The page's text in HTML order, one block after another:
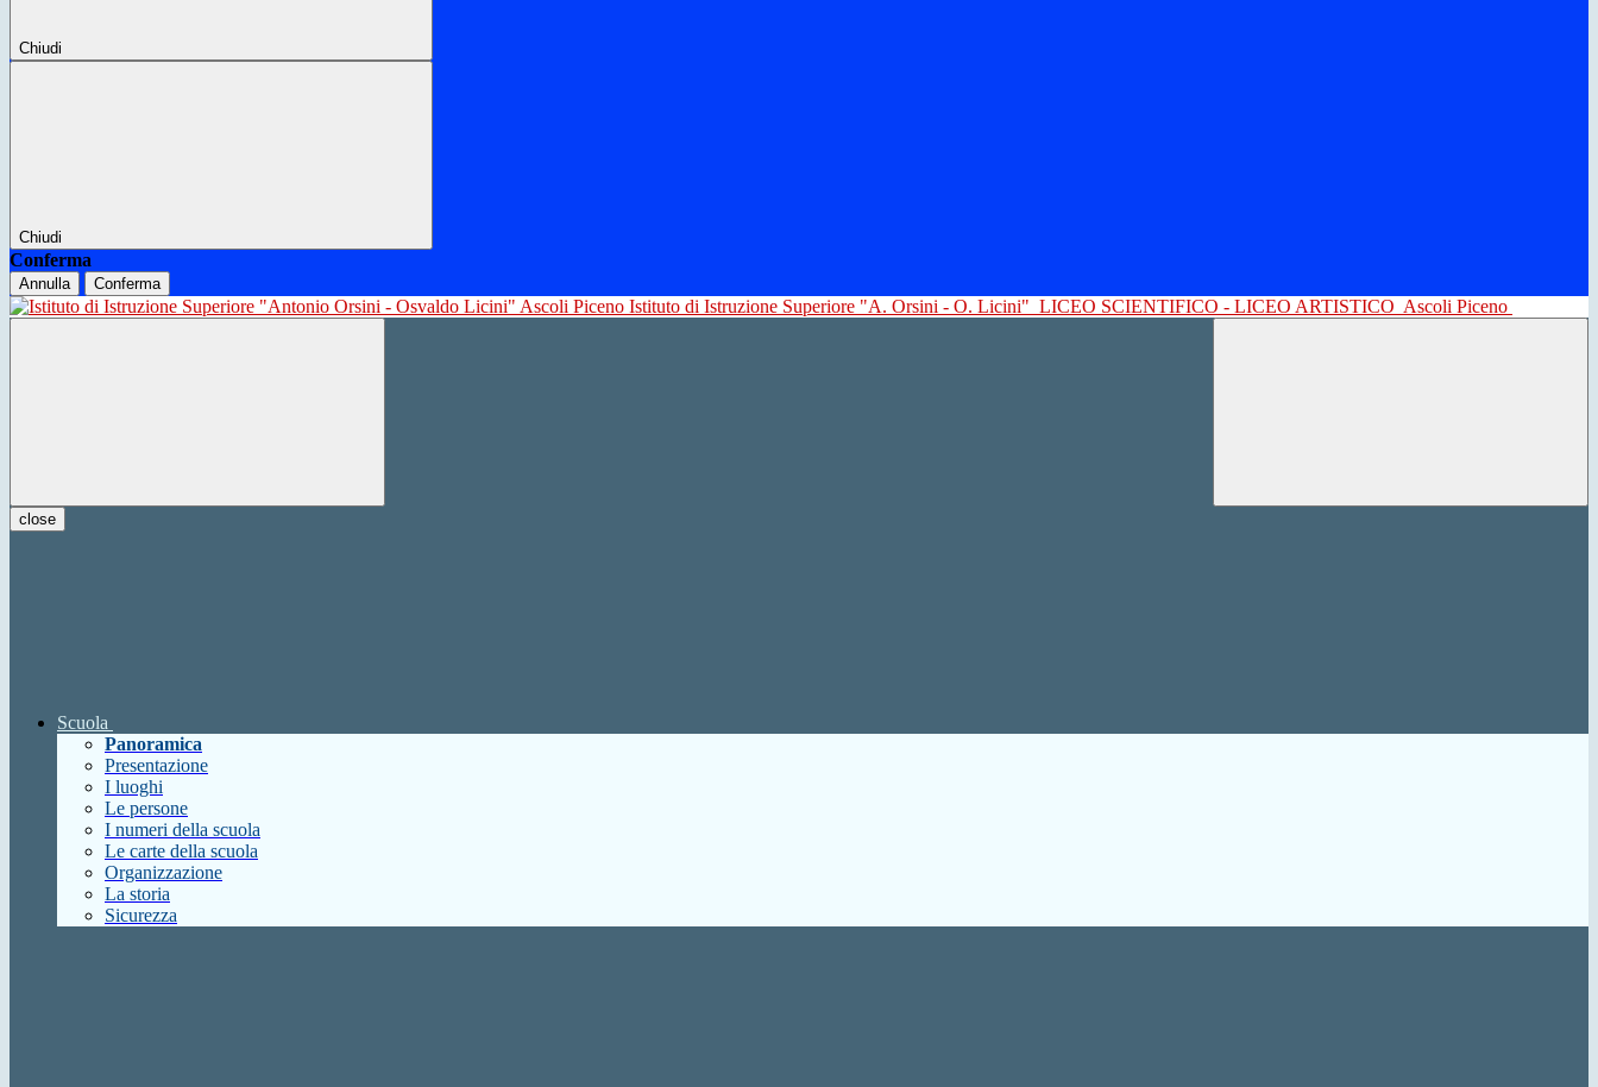
Chiudi
Chiudi
Conferma
Annulla Conferma
Istituto di Istruzione Superiore "A. Orsini - O. Licini" LICEO SCIENTIFICO - LICEO ARTISTICO Ascoli Piceno
close
Scuola
Panoramica
Presentazione
I luoghi
Le persone
I numeri della scuola
Le carte della scuola
Organizzazione
La storia
Sicurezza